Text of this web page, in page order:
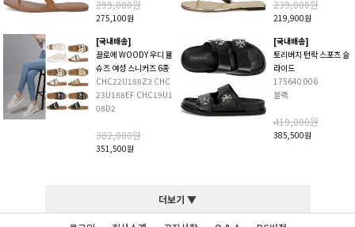
299,000원
275,100원
239,000원
219,900원
[국내배송]
끌로에 WOODY 우디 뮬
슈즈 여성 스니커즈 6종
CHC22U188Z3 CHC
23U188EF CHC19U1
08D2
382,000원
351,500원
[국내배송]
토리버치 턴락 스포츠 슬
라이드
175640 006
블랙
419,000원
385,500원
더보기 ▼